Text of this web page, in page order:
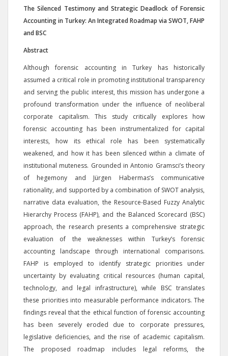
The Silenced Testimony and Strategic Deadlock of Forensic
Accounting in Turkey: An Integrated Roadmap via SWOT, FAHP
and BSC
Abstract
Although forensic accounting in Turkey has historically
assumed a critical role in promoting institutional transparency
and serving the public interest, this mission has undergone a
profound transformation under the influence of neoliberal
corporate capitalism. This study critically explores how
forensic accounting has been instrumentalized for capital
interests, how its ethical role has been systematically
weakened, and how it has been silenced within a climate of
institutional muteness. Grounded in Antonio Gramsci’s theory
of hegemony and Jürgen Habermas’s communicative
rationality, and supported by a combination of SWOT analysis,
narrative data evaluation, the Resource-Based Fuzzy Analytic
Hierarchy Process (FAHP), and the Balanced Scorecard (BSC)
approach, the research presents a comprehensive strategic
evaluation of the weaknesses within Turkey’s forensic
accounting landscape through international comparisons.
FAHP is employed to identify strategic priorities under
uncertainty by evaluating critical resources (human capital,
technology, and legal infrastructure), while BSC translates
these priorities into measurable performance indicators. The
findings reveal that the ethical function of forensic accounting
has been severely eroded due to corporate pressures,
legislative deficiencies, and the rise of academic capitalism.
The proposed roadmap includes legal reforms, the